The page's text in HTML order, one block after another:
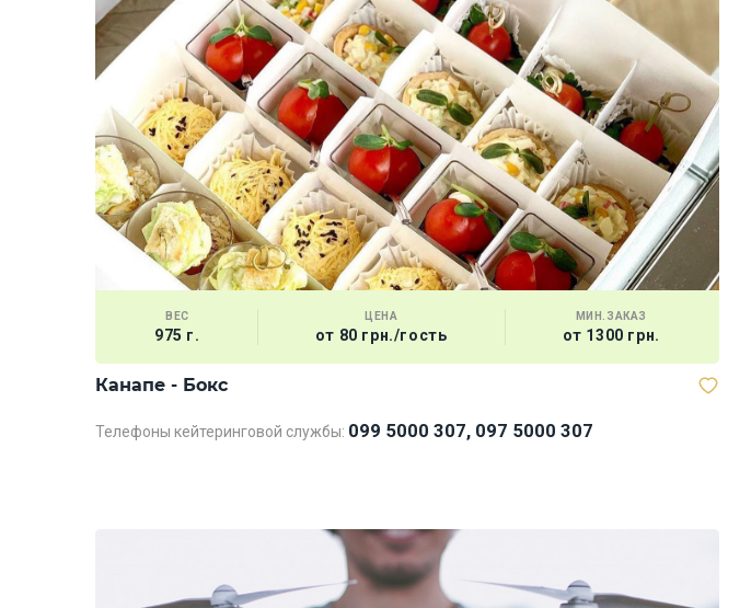
ВЕС
975 г.
ЦЕНА
от 80 грн./гость
МИН.ЗАКАЗ
от 1300 грн.
Канапе - Бокс
Телефоны кейтеринговой службы: 099 5000 307, 097 5000 307